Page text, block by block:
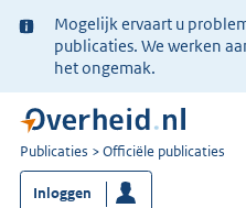
Ter
informatie:
Mogelijk ervaart u
publicaties. We werken
het ongemak.
U
bent
nu
Publicaties Officiële publicaties
Inloggen